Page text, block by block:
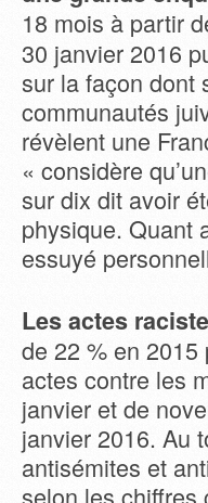
18 mois à partir
30 janvier 2016
sur la façon dont
communautés
révèlent une
« considère
sur dix dit avoir
physique. Quant
essuyé
Les actes
de 22 % en
actes contre les
janvier et de
janvier 2016. Au
antisémites et
selon les chiffres